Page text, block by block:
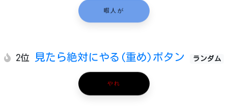
暇人が
2位 見たら絶対にやる(重め)ボタン ランダム
やれ